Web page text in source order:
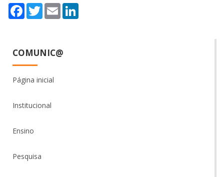
Facebook
TwitterEmail
COMUNIC@
Página inicial
Institucional
Ensino
Pesquisa